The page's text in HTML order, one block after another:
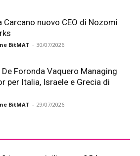
Carcano nuovo CEO di Nozomi
BitMAT - 30/07/2026
Foronda Vaquero Managing
per Italia, Israele e Grecia di
BitMAT - 29/07/2026